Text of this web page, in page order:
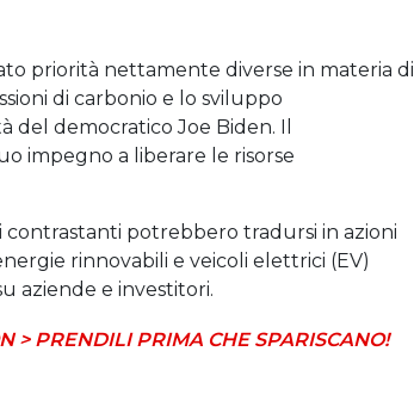
priorità nettamente diverse in materia di
di carbonio e lo sviluppo
del democratico Joe Biden. Il
impegno a liberare le risorse
contrastanti potrebbero tradursi in azioni
rinnovabili e veicoli elettrici (EV)
aziende e investitori.
> PRENDILI PRIMA CHE SPARISCANO!